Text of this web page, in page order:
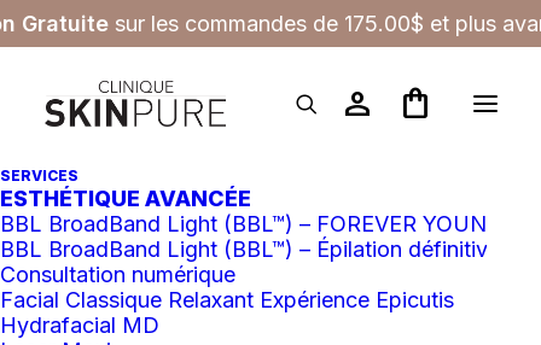
Gratuite sur les commandes de 175.00$ et plus
person shopping_bag
SERVICES
ESTHÉTIQUE AVANCÉE
BBL BroadBand Light (BBL™) – FOREVER YOUNG
BBL BroadBand Light (BBL™) – Épilation définitive
Consultation numérique
Facial Classique Relaxant Expérience Epicutis
Hydrafacial MD